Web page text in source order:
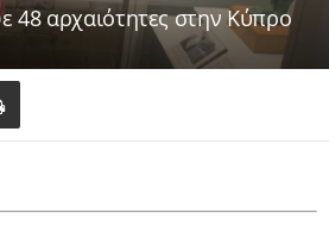
48 αρχαιότητες στην Κύπρο